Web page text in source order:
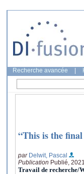
Recherche avancée
“This is the
par Delwit, Pascal
Publication Publié,
Travail de recherche/